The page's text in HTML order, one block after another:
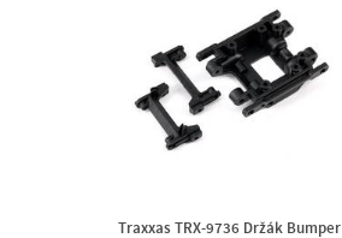
Traxxas TRX-9736 Držák Bumper